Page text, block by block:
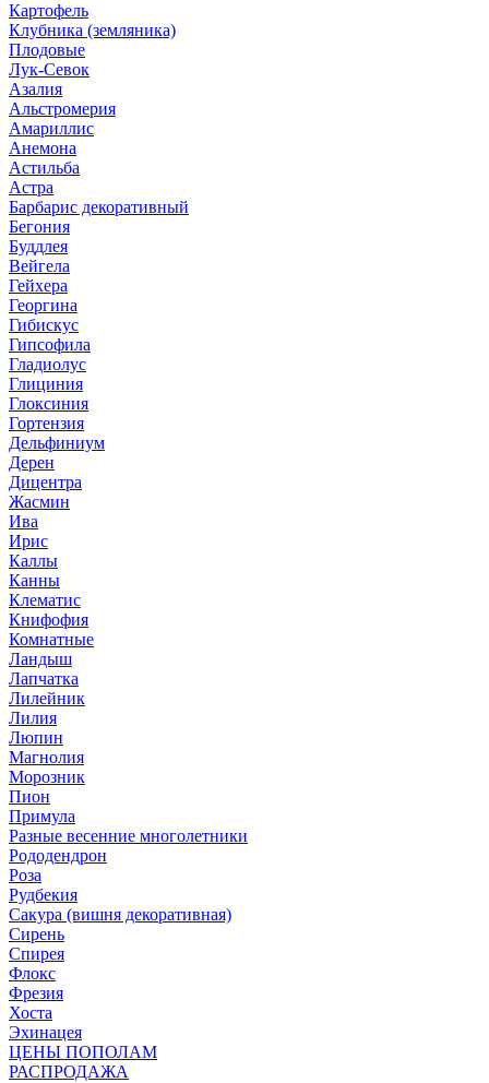
Картофель
Клубника (земляника)
Плодовые
Лук-Севок
Азалия
Альстромерия
Амариллис
Анемона
Астильба
Астра
Барбарис декоративный
Бегония
Буддлея
Вейгела
Гейхера
Георгина
Гибискус
Гипсофила
Гладиолус
Глициния
Глоксиния
Гортензия
Дельфиниум
Дерен
Дицентра
Жасмин
Ива
Ирис
Каллы
Канны
Клематис
Книфофия
Комнатные
Ландыш
Лапчатка
Лилейник
Лилия
Люпин
Магнолия
Морозник
Пион
Примула
Разные весенние многолетники
Рододендрон
Роза
Рудбекия
Сакура (вишня декоративная)
Сирень
Спирея
Флокс
Фрезия
Хоста
Эхинацея
ЦЕНЫ ПОПОЛАМ
РАСПРОДАЖА